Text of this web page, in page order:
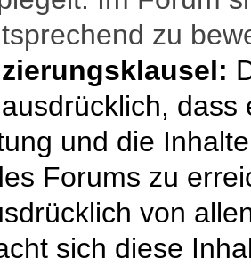
zu
und die
Forums zu
von
sich diese